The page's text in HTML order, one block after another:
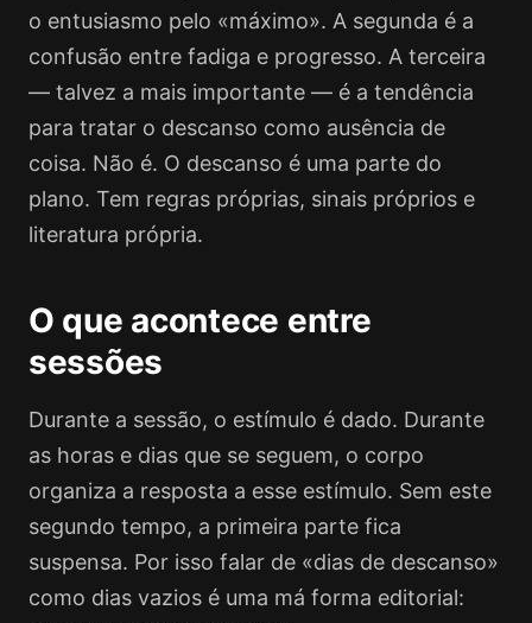
o entusiasmo pelo «máximo». A segunda é a
confusão entre fadiga e progresso. A terceira
— talvez a mais importante — é a tendência
para tratar o descanso como ausência de
coisa. Não é. O descanso é uma parte do
plano. Tem regras próprias, sinais próprios e
literatura própria.
O que acontece entre
sessões
Durante a sessão, o estímulo é dado. Durante
as horas e dias que se seguem, o corpo
organiza a resposta a esse estímulo. Sem este
segundo tempo, a primeira parte fica
suspensa. Por isso falar de «dias de descanso»
como dias vazios é uma má forma editorial: